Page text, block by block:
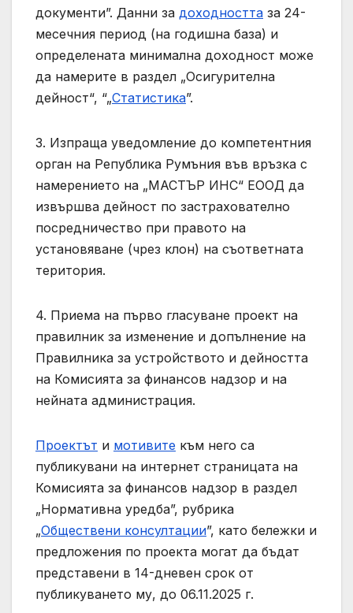
документи”. Данни за доходността за 24-
месечния период (на годишна база) и
определената минимална доходност може
да намерите в раздел „Осигурителна
дейност“, “„Статистика”.
3. Изпраща уведомление до компетентния
орган на Република Румъния във връзка с
намерението на „МАСТЪР ИНС“ ЕООД да
извършва дейност по застрахователно
посредничество при правото на
установяване (чрез клон) на съответната
територия.
4. Приема на първо гласуване проект на
правилник за изменение и допълнение на
Правилника за устройството и дейността
на Комисията за финансов надзор и на
нейната администрация.
Проектът и мотивите към него са
публикувани на интернет страницата на
Комисията за финансов надзор в раздел
„Нормативна уредба”, рубрика
„Обществени консултации”, като бележки и
предложения по проекта могат да бъдат
представени в 14-дневен срок от
публикуването му, до 06.11.2025 г.